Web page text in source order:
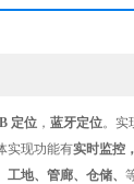
定位 ， 蓝牙定位。实
实现功能有实时监控
地、管廊、仓储、